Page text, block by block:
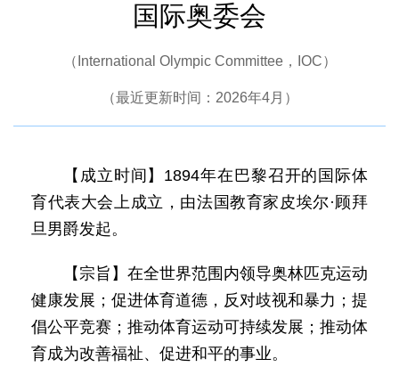
国际奥委会
（International Olympic Committee，IOC）
（最近更新时间：2026年4月）
【成立时间】1894年在巴黎召开的国际体
育代表大会上成立，由法国教育家皮埃尔·顾拜
旦男爵发起。
【宗旨】在全世界范围内领导奥林匹克运动
健康发展；促进体育道德，反对歧视和暴力；提
倡公平竞赛；推动体育运动可持续发展；推动体
育成为改善福祉、促进和平的事业。